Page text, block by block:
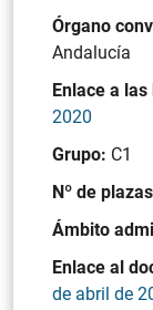
Órgano
Andalucía
Enlace a las
2020
Grupo: C1
Nº de
Ámbito
Enlace al
de abril de